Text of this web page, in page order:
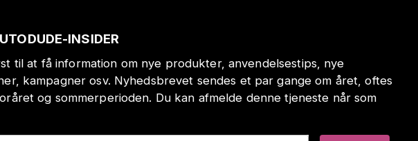
INSIDER
til at få information om nye produkter, anvendelsestips, nye
kampagner osv. Nyhedsbrevet sendes et par gange om året, oftes
og sommerperioden. Du kan afmelde denne tjeneste når som